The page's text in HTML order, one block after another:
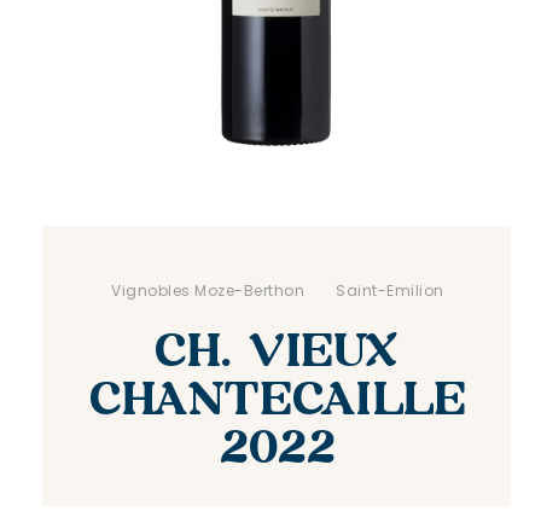
Vignobles Moze-Berthon Saint-Emilion
CH. VIEUX
CHANTECAILLE
2022